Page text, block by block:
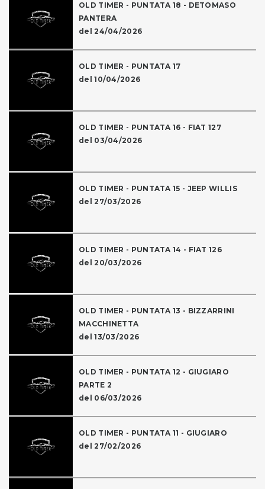
OLD TIMER - PUNTATA 18 - DETOMASO
PANTERA
del 24/04/2026
OLD TIMER - PUNTATA 17
del 10/04/2026
OLD TIMER - PUNTATA 16 - FIAT 127
del 03/04/2026
OLD TIMER - PUNTATA 15 - JEEP WILLIS
del 27/03/2026
OLD TIMER - PUNTATA 14 - FIAT 126
del 20/03/2026
OLD TIMER - PUNTATA 13 - BIZZARRINI
MACCHINETTA
del 13/03/2026
OLD TIMER - PUNTATA 12 - GIUGIARO
PARTE 2
del 06/03/2026
OLD TIMER - PUNTATA 11 - GIUGIARO
del 27/02/2026